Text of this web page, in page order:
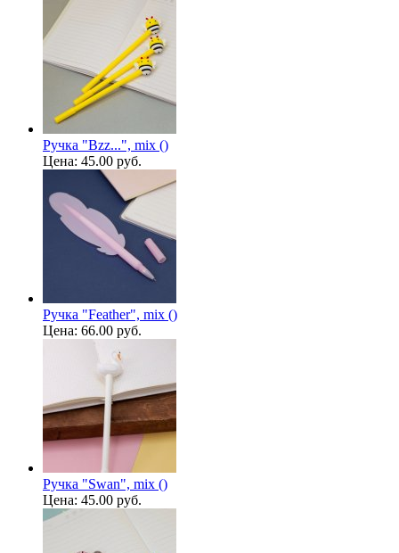
Ручка "Bzz...", mix ()
Цена: 45.00 руб.
Ручка "Feather", mix ()
Цена: 66.00 руб.
Ручка "Swan", mix ()
Цена: 45.00 руб.